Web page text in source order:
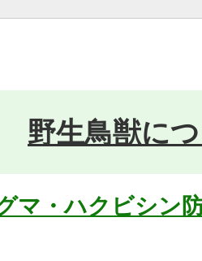
野生鳥獣に
マ・ハクビシン